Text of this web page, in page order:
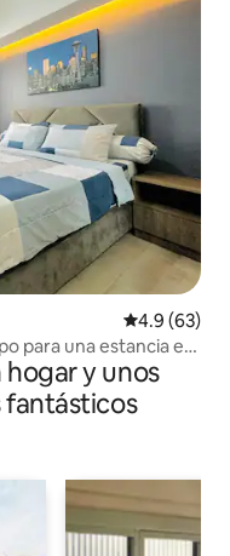
Calificación
4.9 (63)
para una estancia en
y unos
fantásticos